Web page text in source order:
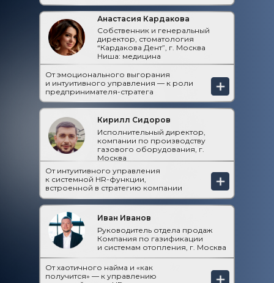
Кирилл Сидоров
Исполнительный директор,
компании по производству
газового оборудования, г.
Москва
От интуитивного управления
к системной HR-функции,
встроенной в стратегию компании
Анастасия Кардакова
Собственник и генеральный
директор, стоматология
“Кардакова Дент”, г. Москва
Ниша: медицина
От эмоционального выгорания
и интуитивного управления — к роли
предпринимателя-стратега
Иван Иванов
Руководитель отдела продаж
Компания по газификации
и системам отопления, г. Москва
От хаотичного найма и «как
получится» — к управлению